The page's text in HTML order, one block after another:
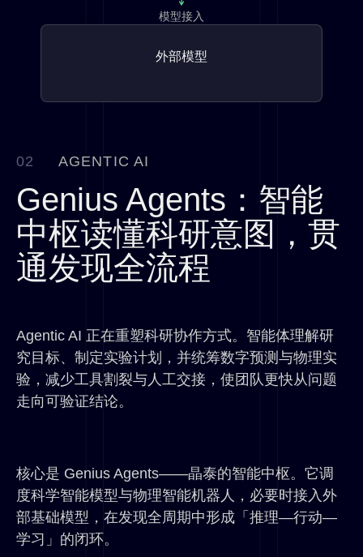
Selectivity Developability
晶型/盐型/共晶
抗原 抗体 复合物建模
移液分配
纯化 结晶行为 晶型筛选
电解质 高分子 电池材料
模型接入
外部模型
02 AGENTIC AI
Genius Agents：智能
中枢读懂科研意图，贯
通发现全流程
Agentic AI 正在重塑科研协作方式。智能体理解研
究目标、制定实验计划，并统筹数字预测与物理实
验，减少工具割裂与人工交接，使团队更快从问题
走向可验证结论。
核心是 Genius Agents——晶泰的智能中枢。它调
度科学智能模型与物理智能机器人，必要时接入外
部基础模型，在发现全周期中形成「推理—行动—
学习」的闭环。